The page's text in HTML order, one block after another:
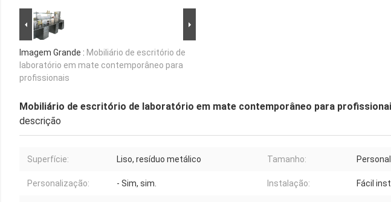
Imagem Grande : Mobiliário de escritório de
laboratório em mate contemporâneo para
profissionais
Mobiliário de escritório de laboratório em mate contemporâneo para
descrição
Superfície: Liso, resíduo metálico Tamanho:
Personalização: - Sim, sim. Instalação: Fácil